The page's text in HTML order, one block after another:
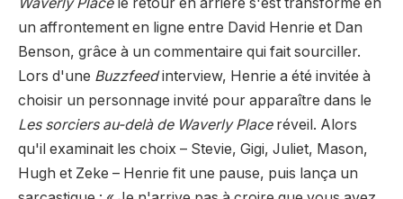
un affrontement en ligne entre David Henrie et Dan
Benson, grâce à un commentaire qui fait sourciller.
Lors d'une Buzzfeedinterview, Henrie a été invitée à
choisir un personnage invité pour apparaître dans le
Les sorciers au-delà de Waverly Placeréveil. Alors
qu'il examinait les choix – Stevie, Gigi, Juliet, Mason,
Hugh et Zeke – Henrie fit une pause, puis lança un